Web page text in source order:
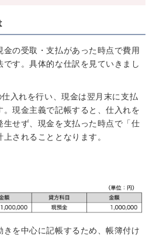
の受取・支払があった時点で費用
す。具体的な仕訳を見ていきまし
入れを行い、現金は翌月末に支払
。現金主義で記帳すると、仕入れを
生せず、現金を支払った時点で「仕
されることとなります。
きを中心に記帳するため、帳簿付け